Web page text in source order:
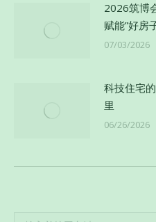
2026筑博
赋能”好房
07/03/2026
科技住宅
里
06/26/2026